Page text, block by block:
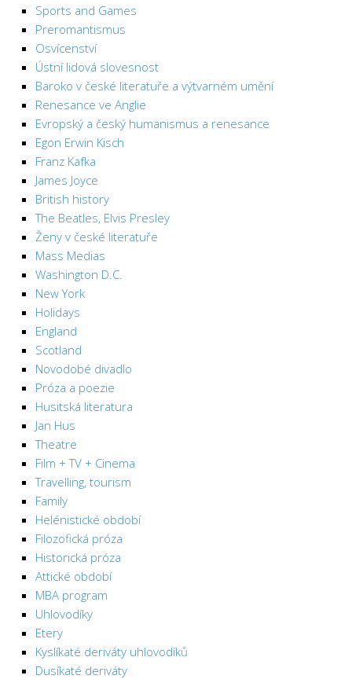
Sports and Games
Preromantismus
Osvícenství
Ústní lidová slovesnost
Baroko v české literatuře a výtvarném umění
Renesance ve Anglie
Evropský a český humanismus a renesance
Egon Erwin Kisch
Franz Kafka
James Joyce
British history
The Beatles, Elvis Presley
Ženy v české literatuře
Mass Medias
Washington D.C.
New York
Holidays
England
Scotland
Novodobé divadlo
Próza a poezie
Husitská literatura
Jan Hus
Theatre
Film + TV + Cinema
Travelling, tourism
Family
Helénistické období
Filozofická próza
Historická próza
Attické období
MBA program
Uhlovodíky
Etery
Kyslíkaté deriváty uhlovodíků
Dusíkaté deriváty